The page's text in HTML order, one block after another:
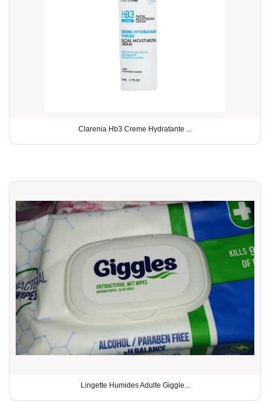
Clarenia Hb3 Creme Hydratante ...
Lingette Humides Adulte Giggle...